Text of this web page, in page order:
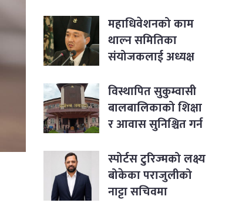
महाधिवेशनको काम
थाल्न समितिका
संयोजकलाई अध्यक्ष
विस्थापित सुकुम्वासी
बालबालिकाको शिक्षा
र आवास सुनिश्चित गर्न
स्पोर्टस टुरिज्मको लक्ष्य
बोकेका पराजुलीको
नाट्टा सचिवमा